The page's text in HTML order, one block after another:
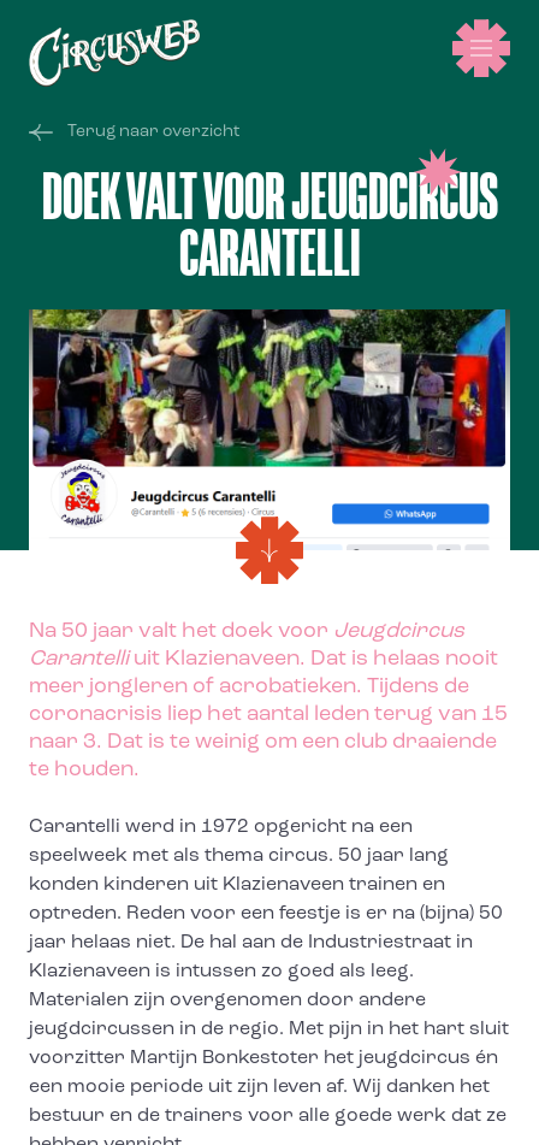
Terug naar overzicht
DOEK VALT VOOR JEUGDCIRCUS
CARANTELLI
Na 50 jaar valt het doek voor Jeugdcircus
Carantelliuit Klazienaveen. Dat is helaas nooit
meer jongleren of acrobatieken. Tijdens de
coronacrisis liep het aantal leden terug van 15
naar 3. Dat is te weinig om een club draaiende
te houden.
Carantelli werd in 1972 opgericht na een
speelweek met als thema circus. 50 jaar lang
konden kinderen uit Klazienaveen trainen en
optreden. Reden voor een feestje is er na (bijna) 50
jaar helaas niet. De hal aan de Industriestraat in
Klazienaveen is intussen zo goed als leeg.
Materialen zijn overgenomen door andere
jeugdcircussen in de regio. Met pijn in het hart sluit
voorzitter Martijn Bonkestoter het jeugdcircus én
een mooie periode uit zijn leven af. Wij danken het
bestuur en de trainers voor alle goede werk dat ze